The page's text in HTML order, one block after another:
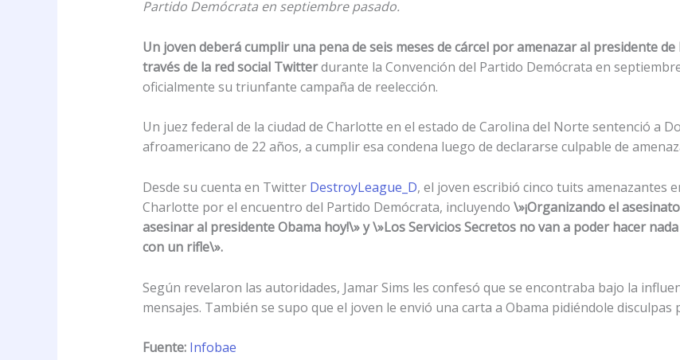
Partido Demócrata en septiembre pasado.
Un joven deberá cumplir una pena de seis meses de cárcel por amenazar al presidente
través de la red social Twitterdurante la Convención del Partido Demócrata en
oficialmente su triunfante campaña de reelección.
Un juez federal de la ciudad de Charlotte en el estado de Carolina del Norte sentenció a
afroamericano de 22 años, a cumplir esa condena luego de declararse culpable de
Desde su cuenta en Twitter DestroyLeague_D, el joven escribió cinco tuits amenazantes
Charlotte por el encuentro del Partido Demócrata, incluyendo \»¡Organizando el
asesinar al presidente Obama hoy!\» y \»Los Servicios Secretos no van a poder hacer
con un rifle\».
Según revelaron las autoridades, Jamar Sims les confesó que se encontraba bajo la
mensajes. También se supo que el joven le envió una carta a Obama pidiéndole disculpas
Fuente: Infobae